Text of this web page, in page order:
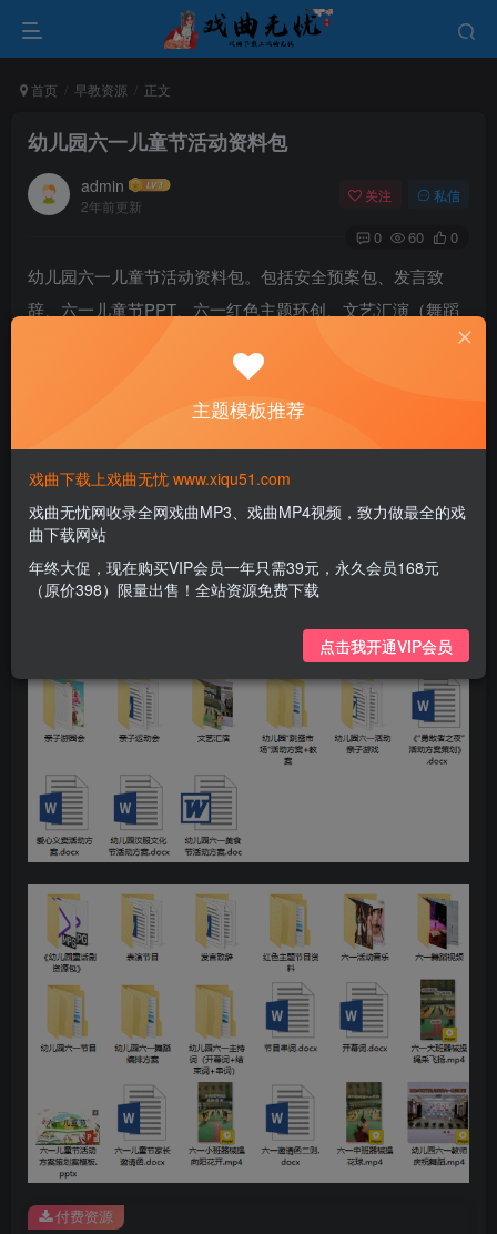
首页 早教资源 正文
幼儿园六一儿童节活动资料包
admin
2年前更新
关注 私信
0 60 0
幼儿园六一儿童节活动资料包。包括安全预案包、发言致
辞、六一儿童节PPT、六一红色主题环创、文艺汇演（舞蹈
六一家长邀请函、六一舞蹈编排方案、幼儿园六一主持词
（开幕词+结束词+串词）。
付费资源
主题模板推荐
戏曲下载上戏曲无忧 www.xiqu51.com
戏曲无忧网收录全网戏曲MP3、戏曲MP4视频，致力做最全的戏
曲下载网站
年终大促，现在购买VIP会员一年只需39元，永久会员168元
（原价398）限量出售！全站资源免费下载
点击我开通VIP会员